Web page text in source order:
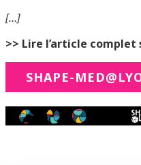
[…]
>> Lire l’article complet
SHAPE-